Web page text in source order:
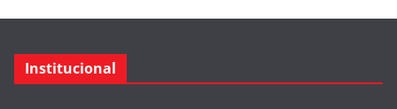
Institucional